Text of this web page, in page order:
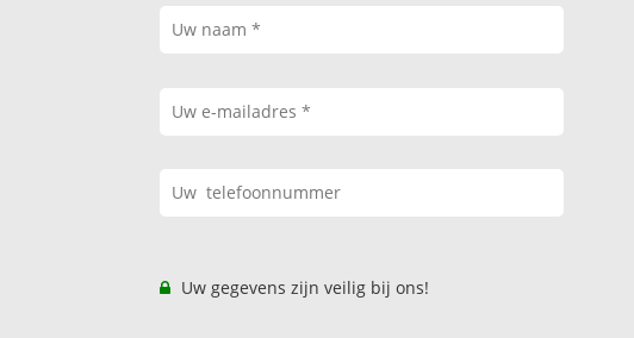
Uw gegevens zijn veilig bij ons!